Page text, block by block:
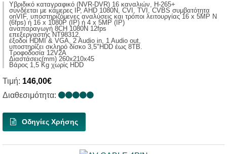
Yβριδικό καταγραφικό (NVR-DVR) 16 καναλιών, H-265+
συνδέεται με κάμερες IP, AHD 1080N, CVI, TVI, CVBS συμβατότητα
onVIF, υποστηριζόμενες αναλύσεις και τρόποι λειτουργίας 16 x 5MP N
(6fps) ή 16 x 1080P (ΙP) ή 4 x 5MP (IP)
αναπαραγωγή 8CH 1080N 12fps
επεξεργαστής NT98312,
έξοδοι HDMI & VGA, 2 Audio in, 1 Audio out,
υποστηρίζει σκληρό δίσκο 3,5"HDD έως 8ΤΒ.
Τροφοδοσία 12V2A
Διαστάσεις(mm) 260x210x45
Βάρος 1,5 Κg χωρίς ΗDD
Τιμή: 146,00€
Διαθεσιμότητα:
Οδηγίες Χρήσης